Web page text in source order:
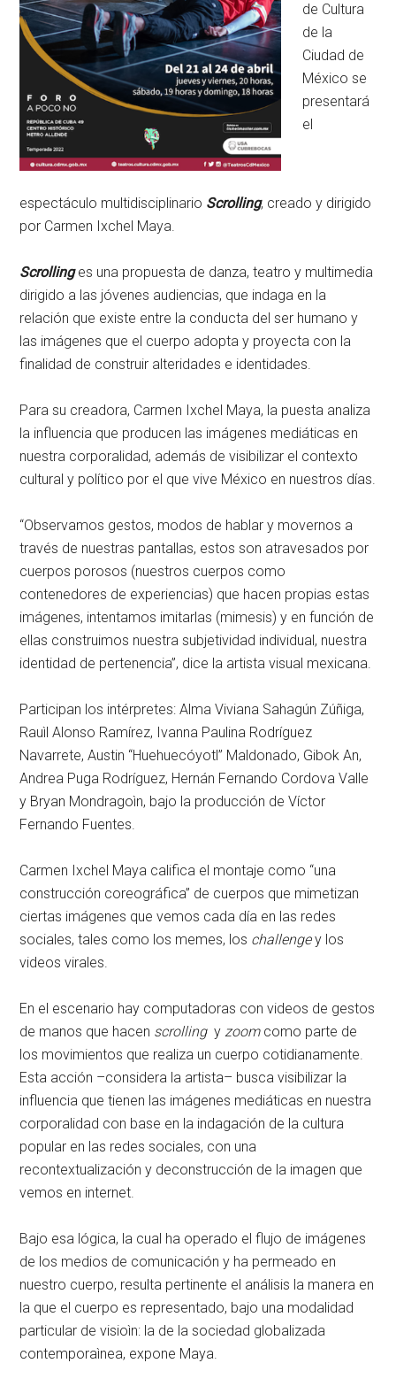
de Cultura
de la
Ciudad de
México se
presentará
el
espectáculo multidisciplinario Scrolling, creado y dirigido
por Carmen Ixchel Maya.
Scrolling es una propuesta de danza, teatro y multimedia
dirigido a las jóvenes audiencias, que indaga en la
relación que existe entre la conducta del ser humano y
las imágenes que el cuerpo adopta y proyecta con la
finalidad de construir alteridades e identidades.
Para su creadora, Carmen Ixchel Maya, la puesta analiza
la influencia que producen las imágenes mediáticas en
nuestra corporalidad, además de visibilizar el contexto
cultural y político por el que vive México en nuestros días.
“Observamos gestos, modos de hablar y movernos a
través de nuestras pantallas, estos son atravesados por
cuerpos porosos (nuestros cuerpos como
contenedores de experiencias) que hacen propias estas
imágenes, intentamos imitarlas (mimesis) y en función de
ellas construimos nuestra subjetividad individual, nuestra
identidad de pertenencia”, dice la artista visual mexicana.
Participan los intérpretes: Alma Viviana Sahagún Zúñiga,
Rauìl Alonso Ramírez, Ivanna Paulina Rodríguez
Navarrete, Austin “Huehuecóyotl” Maldonado, Gibok An,
Andrea Puga Rodríguez, Hernán Fernando Cordova Valle
y Bryan Mondragoìn, bajo la producción de Víctor
Fernando Fuentes.
Carmen Ixchel Maya califica el montaje como “una
construcción coreográfica” de cuerpos que mimetizan
ciertas imágenes que vemos cada día en las redes
sociales, tales como los memes, los challengey los
videos virales.
En el escenario hay computadoras con videos de gestos
de manos que hacen scrollingyzoomcomo parte de
los movimientos que realiza un cuerpo cotidianamente.
Esta acción –considera la artista– busca visibilizar la
influencia que tienen las imágenes mediáticas en nuestra
corporalidad con base en la indagación de la cultura
popular en las redes sociales, con una
recontextualización y deconstrucción de la imagen que
vemos en internet.
Bajo esa lógica, la cual ha operado el flujo de imágenes
de los medios de comunicación y ha permeado en
nuestro cuerpo, resulta pertinente el análisis la manera en
la que el cuerpo es representado, bajo una modalidad
particular de visioìn: la de la sociedad globalizada
contemporaìnea, expone Maya.